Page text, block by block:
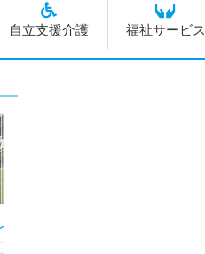
自立支援介護 福祉サービス